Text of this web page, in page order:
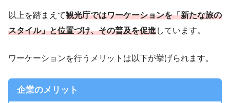
以上を踏まえて観光庁ではワーケーションを「新たな旅の
スタイル」と位置づけ、その普及を促進しています。
ワーケーションを行うメリットは以下が挙げられます。
企業のメリット